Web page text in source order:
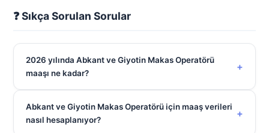
❓ Sıkça Sorulan Sorular
2026 yılında Abkant ve Giyotin Makas Operatörü
maaşı ne kadar?
+
Abkant ve Giyotin Makas Operatörü için maaş verileri
nasıl hesaplanıyor?
+